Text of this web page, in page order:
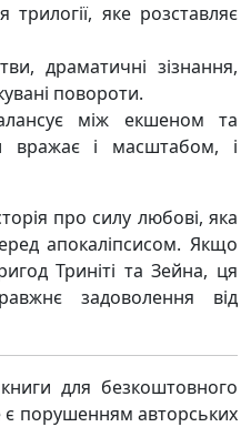
яке розставляє
драматичні зізнання,
повороти.
між екшеном та
вражає і масштабом, і
про силу любові, яка
апокаліпсисом. Якщо
Триніті та Зейна, ця
задоволення від
для безкоштовного
є порушенням авторських